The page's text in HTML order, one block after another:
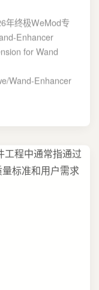
年终极WeMod专
Enhancer
for Wand
Wand-Enhancer